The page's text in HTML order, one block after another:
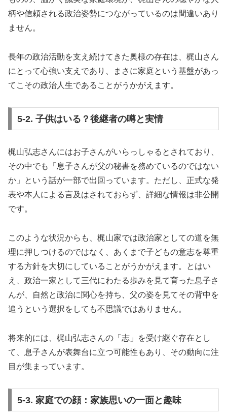
柄や信頼される政治姿勢につながっているのは間違いあり
ません。
長年の政治活動を支え続けてきた奥様の存在は、梶山さん
にとって心強い支えであり、まさに家庭という基盤があっ
てこその政治人生であることがうかがえます。
5-2. 子供はいる？後継者の噂と実情
梶山弘志さんにはお子さんがいらっしゃるとされており、
その中でも「息子さんが父の秘書を務めているのではない
か」という話が一部で出回っています。ただし、正式な発
表や本人による言及はされておらず、詳細な情報は非公開
です。
このような状況からも、梶山家では政治家としての道を無
理に押しつけるのではなく、あくまで子どもの意志を尊重
する方針を大切にしていることがうかがえます。とはい
え、政治一家として三代にわたる歩みを見て育った息子さ
んが、自然と政治に関心を持ち、父の姿を見てその背中を
追うという選択をしても不思議ではありません。
将来的には、梶山弘志さんの「志」を受け継ぐ存在とし
て、息子さんが表舞台に立つ可能性もあり、その動向に注
目が集まっています。
5-3. 家庭での顔：家族思いの一面と趣味